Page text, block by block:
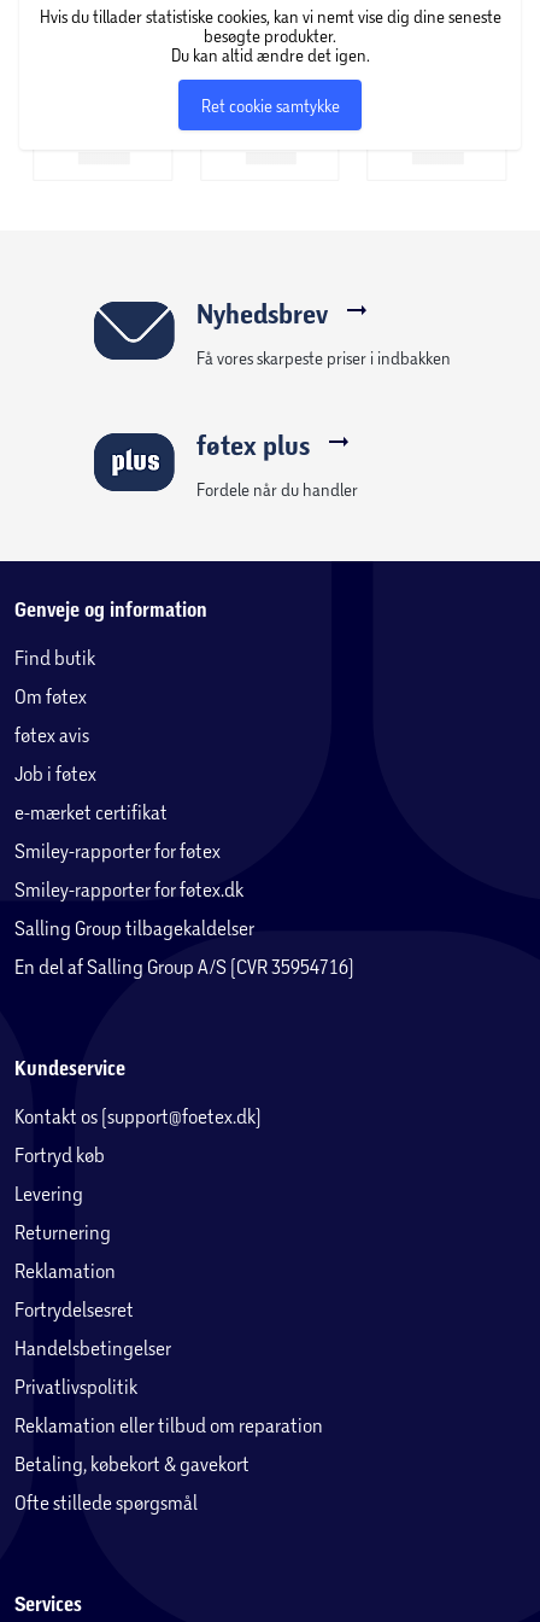
Hvis du tillader statistiske cookies, kan vi nemt vise dig dine seneste
besøgte produkter.
Du kan altid ændre det igen.
Ret cookie samtykke
Nyhedsbrev
Få vores skarpeste priser i indbakken
føtex plus
Fordele når du handler
Genveje og information
Find butik
Om føtex
føtex avis
Job i føtex
e-mærket certifikat
Smiley-rapporter for føtex
Smiley-rapporter for føtex.dk
Salling Group tilbagekaldelser
En del af Salling Group A/S (CVR 35954716)
Kundeservice
Kontakt os (support@foetex.dk)
Fortryd køb
Levering
Returnering
Reklamation
Fortrydelsesret
Handelsbetingelser
Privatlivspolitik
Reklamation eller tilbud om reparation
Betaling, købekort & gavekort
Ofte stillede spørgsmål
Services